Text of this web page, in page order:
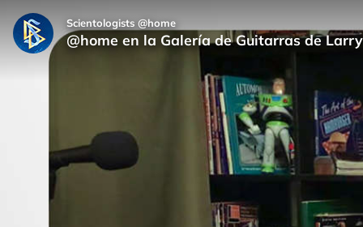
Scientologists @home
@home en la Galería de Guitarras de Larry